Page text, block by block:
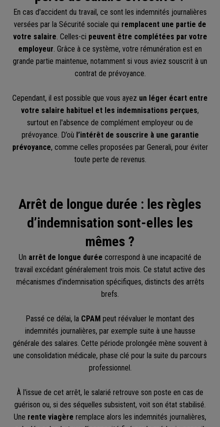
En cas d'accident du travail, ce sont les indemnités journalières
versées par la Sécurité sociale qui remplacent une partie de
votre salaire . Celles-ci peuvent être complétées par votre
employeur . Grâce à ce système, votre rémunération est en
grande partie maintenue, notamment si vous aviez souscrit à un
contrat de prévoyance.
Cependant, il est possible que vous ayez un léger écart entre
votre salaire habituel et les indemnisations perçues,
surtout en l'absence de complément employeur ou de
prévoyance. D’où l’intérêt de souscrire à une garantie
prévoyance, comme celles proposées par Generali, pour éviter
toute perte de revenus.
Arrêt de longue durée : les règles
d’indemnisation sont-elles les
mêmes ?
Un arrêt de longue durée correspond à une incapacité de
travail excédant généralement trois mois. Ce statut active des
mécanismes d'indemnisation spécifiques, distincts des arrêts
brefs.
Passé ce délai, la CPAM peut réévaluer le montant des
indemnités journalières, par exemple suite à une hausse
générale des salaires. Cette période prolongée mène souvent à
une consolidation médicale, phase clé pour la suite du parcours
professionnel.
À l'issue de cet arrêt, le salarié retrouve son poste en cas de
guérison ou, si des séquelles subsistent, voit son état stabilisé.
Une rente viagère remplace alors les indemnités journalières,